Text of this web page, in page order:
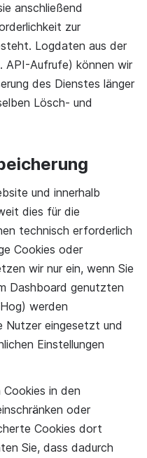
anschließend
zur
Logdaten aus der
API-Aufrufe) können wir
des Dienstes länger
Lösch- und
und innerhalb
dies für die
technisch erforderlich
Cookies oder
wir nur ein, wenn Sie
Dashboard genutzten
werden
Nutzer eingesetzt und
Einstellungen
in den
oder
Cookies dort
Sie, dass dadurch